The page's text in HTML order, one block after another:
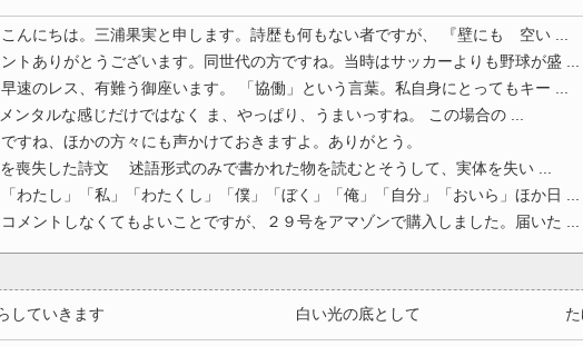
んにちは。三浦果実と申します。詩歴も何もない者ですが、 『壁にも 空い ...
トありがとうございます。同世代の方ですね。当時はサッカーよりも野球が盛 ...
速のレス、有難う御座います。 「協働」という言葉。私自身にとってもキー ...
ンタルな感じだけではなく ま、やっぱり、うまいっすね。 この場合の ...
すね、ほかの方々にも声かけておきますよ。ありがとう。
詩文 述語形式のみで書かれた物を読むとそうして、実体を失い ...
わたし」「私」「わたくし」「僕」「ぼく」「俺」「自分」「おいら」ほか日 ...
メントしなくてもよいことですが、２９号をアマゾンで購入しました。届いた ...
の葉を散らしていきます 白い光の底として たゆ